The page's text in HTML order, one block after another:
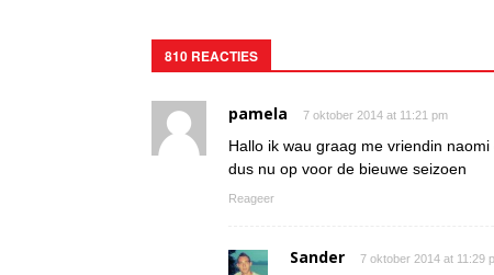
810 REACTIES
pamela 7 oktober 2014 at 11:21 pm
Hallo ik wau graag me vriendin
dus nu op voor de bieuwe seizoen
Reageer
Sander 7 oktober 2014 at 11:29